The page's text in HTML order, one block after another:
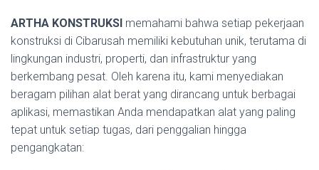
ARTHA KONSTRUKSI memahami bahwa setiap pekerjaan
konstruksi di Cibarusah memiliki kebutuhan unik, terutama di
lingkungan industri, properti, dan infrastruktur yang
berkembang pesat. Oleh karena itu, kami menyediakan
beragam pilihan alat berat yang dirancang untuk berbagai
aplikasi, memastikan Anda mendapatkan alat yang paling
tepat untuk setiap tugas, dari penggalian hingga
pengangkatan: